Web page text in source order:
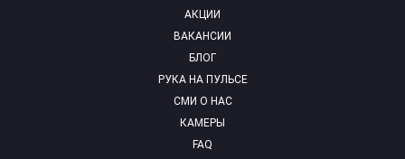
АКЦИИ
ВАКАНСИИ
БЛОГ
РУКА НА ПУЛЬСЕ
СМИ О НАС
КАМЕРЫ
FAQ